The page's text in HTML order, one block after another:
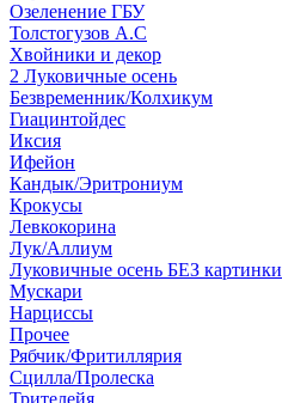
Озеленение ГБУ
Толстогузов А.С
Хвойники и декор
2 Луковичные осень
Безвременник/Колхикум
Гиацинтойдес
Иксия
Ифейон
Кандык/Эритрониум
Крокусы
Левкокорина
Лук/Аллиум
Луковичные осень БЕЗ картинки
Мускари
Нарциссы
Прочее
Рябчик/Фритиллярия
Сцилла/Пролеска
Трителейя